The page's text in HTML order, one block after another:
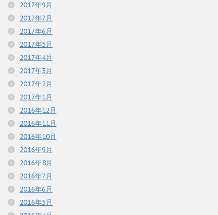
2017年9月
2017年7月
2017年6月
2017年5月
2017年4月
2017年3月
2017年2月
2017年1月
2016年12月
2016年11月
2016年10月
2016年9月
2016年8月
2016年7月
2016年6月
2016年5月